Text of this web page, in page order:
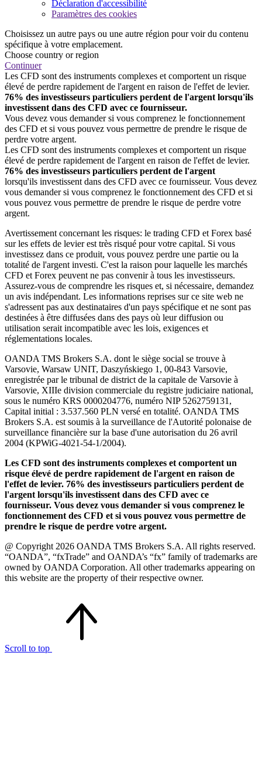
Déclaration d'accessibilité
Paramètres des cookies
Choisissez un autre pays ou une autre région pour voir du contenu
spécifique à votre emplacement.
Choose country or region
Continuer
Les CFD sont des instruments complexes et comportent un risque
élevé de perdre rapidement de l'argent en raison de l'effet de levier.
76% des investisseurs particuliers perdent de l'argent lorsqu'ils
investissent dans des CFD avec ce fournisseur.
Vous devez vous demander si vous comprenez le fonctionnement
des CFD et si vous pouvez vous permettre de prendre le risque de
perdre votre argent.
Les CFD sont des instruments complexes et comportent un risque
élevé de perdre rapidement de l'argent en raison de l'effet de levier.
76% des investisseurs particuliers perdent de l'argent
lorsqu'ils investissent dans des CFD avec ce fournisseur. Vous devez
vous demander si vous comprenez le fonctionnement des CFD et si
vous pouvez vous permettre de prendre le risque de perdre votre
argent.
Avertissement concernant les risques: le trading CFD et Forex basé
sur les effets de levier est très risqué pour votre capital. Si vous
investissez dans ce produit, vous pouvez perdre une partie ou la
totalité de l'argent investi. C'est la raison pour laquelle les marchés
CFD et Forex peuvent ne pas convenir à tous les investisseurs.
Assurez-vous de comprendre les risques et, si nécessaire, demandez
un avis indépendant. Les informations reprises sur ce site web ne
s'adressent pas aux destinataires d'un pays spécifique et ne sont pas
destinées à être diffusées dans des pays où leur diffusion ou
utilisation serait incompatible avec les lois, exigences et
réglementations locales.
OANDA TMS Brokers S.A. dont le siège social se trouve à
Varsovie, Warsaw UNIT, Daszyńskiego 1, 00-843 Varsovie,
enregistrée par le tribunal de district de la capitale de Varsovie à
Varsovie, XIIIe division commerciale du registre judiciaire national,
sous le numéro KRS 0000204776, numéro NIP 5262759131,
Capital initial : 3.537.560 PLN versé en totalité. OANDA TMS
Brokers S.A. est soumis à la surveillance de l'Autorité polonaise de
surveillance financière sur la base d'une autorisation du 26 avril
2004 (KPWiG-4021-54-1/2004).
Les CFD sont des instruments complexes et comportent un
risque élevé de perdre rapidement de l'argent en raison de
l'effet de levier. 76% des investisseurs particuliers perdent de
l'argent lorsqu'ils investissent dans des CFD avec ce
fournisseur. Vous devez vous demander si vous comprenez le
fonctionnement des CFD et si vous pouvez vous permettre de
prendre le risque de perdre votre argent.
@ Copyright 2026 OANDA TMS Brokers S.A. All rights reserved.
“OANDA”, “fxTrade” and OANDA’s “fx” family of trademarks are
owned by OANDA Corporation. All other trademarks appearing on
this website are the property of their respective owner.
Scroll to top